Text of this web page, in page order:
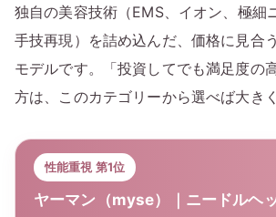
独自の美容技術（EMS、イオン、極細
手技再現）を詰め込んだ、価格に見合
モデルです。「投資してでも満足度の
方は、このカテゴリーから選べば大き
性能重視 第1位
ヤーマン（myse）｜ニードルヘ